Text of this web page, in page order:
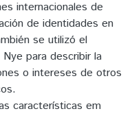
internacionales de
de identidades en
se utilizó el
para describir la
o intereses de otros
características em